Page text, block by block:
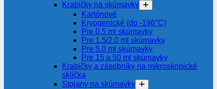
Krabičky na skúmavky
Kartónové
Kryogenické (do -196°C)
Pre 0.5 ml skúmavky
Pre 1.5/2.0 ml skúmavky
Pre 5.0 ml skúmavky
Pre 15 a 50 ml skúmavky
Krabičky a zásobníky na mikroskopické
sklíčka
Stojany na skúmavky